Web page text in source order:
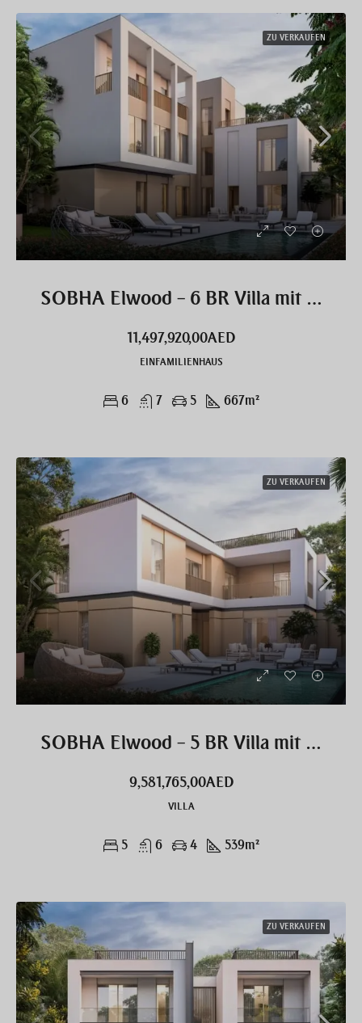
ZU VERKAUFEN
SOBHA Elwood – 6 BR Villa mit Pool exklusiv
11,497,920,00AED
EINFAMILIENHAUS
6 7 5 667m²
ZU VERKAUFEN
SOBHA Elwood – 5 BR Villa mit Pool exklusiv
9,581,765,00AED
VILLA
5 6 4 539m²
ZU VERKAUFEN